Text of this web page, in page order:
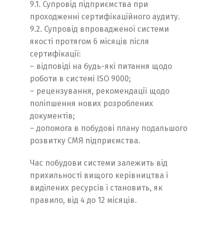
9.1. Супровід підприємства при
проходженні сертифікаційного аудиту.
9.2. Супровід впровадженої системи
якості протягом 6 місяців після
сертифікації:
– відповіді на будь-які питання щодо
роботи в системі ISO 9000;
– рецензування, рекомендації щодо
поліпшення нових розроблених
документів;
– допомога в побудові плану подальшого
розвитку СМЯ підприємства.
Час побудови системи залежить від
прихильності вищого керівництва і
виділених ресурсів і становить, як
правило, від 4 до 12 місяців.
Switch The Language
English Українська